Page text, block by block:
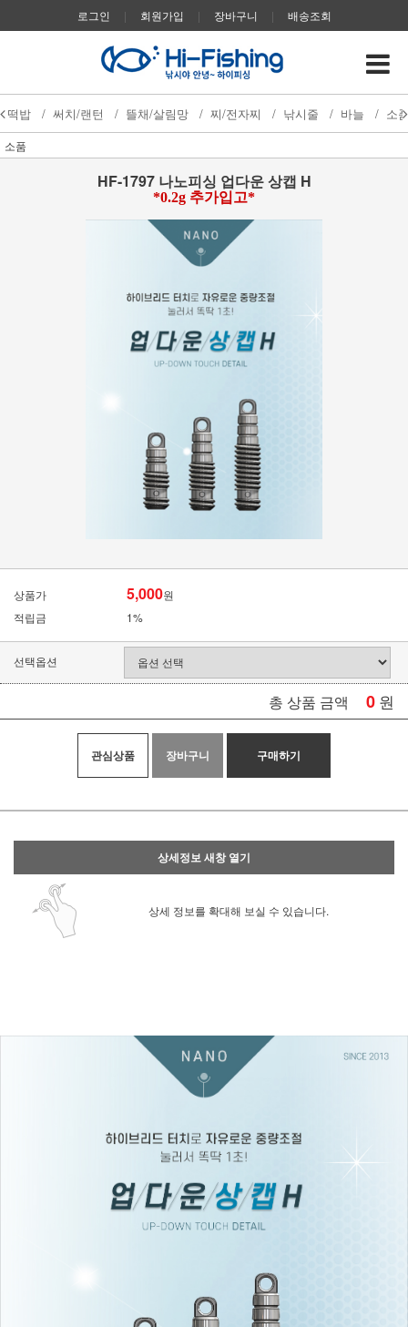
로그인 | 회원가입 | 장바구니 | 배송조회
떡밥 / 써치/랜턴 / 뜰채/살림망 / 찌/전자찌 / 낚시줄 / 바늘 / 소
소품
HF-1797 나노피싱 업다운 상캡 H
*0.2g 추가입고*
상품가 5,000원
적립금
1%
선택옵션
총 상품 금액 0 원
관심상품 장바구니 구매하기
상세정보 새창 열기
상세 정보를 확대해 보실 수 있습니다.